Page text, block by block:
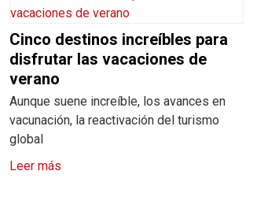
Cinco destinos increíbles para
disfrutar las vacaciones de
verano
Aunque suene increíble, los avances en
vacunación, la reactivación del turismo
global
Leer más